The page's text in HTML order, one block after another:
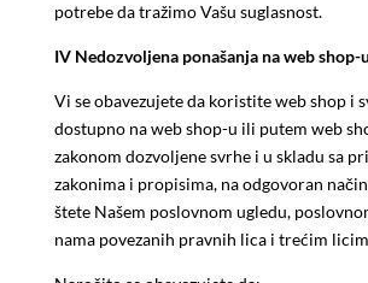
potrebe da tražimo Vašu suglasnost.
IV Nedozvoljena ponašanja na web shop-u
Vi se obavezujete da koristite web shop i
dostupno na web shop-u ili putem web
zakonom dozvoljene svrhe i u skladu sa
zakonima i propisima, na odgovoran
štete Našem poslovnom ugledu,
nama povezanih pravnih lica i trećim